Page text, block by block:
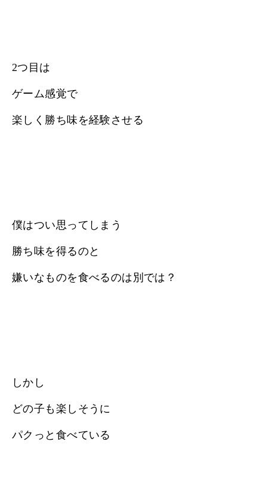
2つ目は
ゲーム感覚で
楽しく勝ち味を経験させる
僕はつい思ってしまう
勝ち味を得るのと
嫌いなものを食べるのは別では？
しかし
どの子も楽しそうに
パクっと食べている